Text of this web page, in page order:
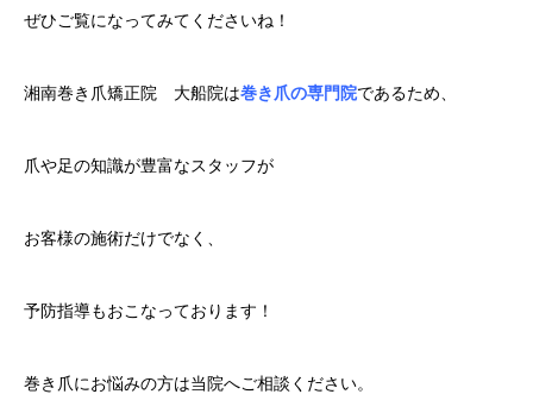
ぜひご覧になってみてくださいね！
湘南巻き爪矯正院 大船院は巻き爪の専門院であるため、
爪や足の知識が豊富なスタッフが
お客様の施術だけでなく、
予防指導もおこなっております！
巻き爪にお悩みの方は当院へご相談ください。